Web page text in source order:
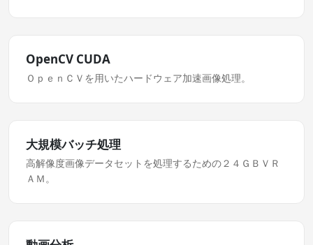
OpenCV CUDA
ＯｐｅｎＣＶを用いたハードウェア加速画像処理。
大規模バッチ処理
高解像度画像データセットを処理するための２４ＧＢＶＲ
ＡＭ。